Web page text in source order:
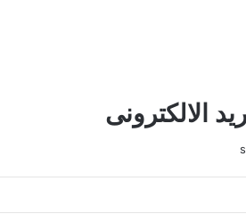
الالكترونى